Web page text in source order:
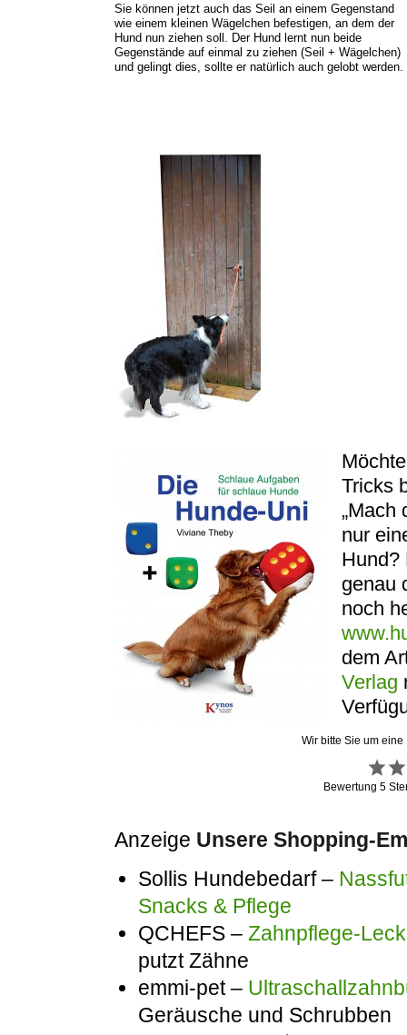
Sie können jetzt auch das Seil an einem Gegenstand
wie einem kleinen Wägelchen befestigen, an dem der
Hund nun ziehen soll. Der Hund lernt nun beide
Gegenstände auf einmal zu ziehen (Seil + Wägelchen)
und gelingt dies, sollte er natürlich auch gelobt werden.
Tricks
„Mach
nur
Hund?
genau
noch
dem
Verlag
Wir bitte Sie um
Bewertung5
Anzeige Unsere Shopping-
Sollis Hundebedarf –
Snacks & Pflege
QCHEFS – Zahnpflege-
putzt Zähne
emmi-pet –
Geräusche und Schrubben